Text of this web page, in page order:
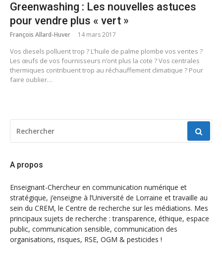
Greenwashing : Les nouvelles astuces
pour vendre plus « vert »
François Allard-Huver 14 mars 2017
Vos diesels polluent trop ? L’huile de palme plombe vos ventes ?
Les œufs de vos fournisseurs n’ont plus la cote ? Vos centrales
thermiques contribuent trop au réchauffement climatique ? Pour
faire oublier…
POUR
:
A propos
Enseignant-Chercheur en communication numérique et
stratégique, j’enseigne à l’Université de Lorraine et travaille au
sein du CREM, le Centre de recherche sur les médiations. Mes
principaux sujets de recherche : transparence, éthique, espace
public, communication sensible, communication des
organisations, risques, RSE, OGM & pesticides !